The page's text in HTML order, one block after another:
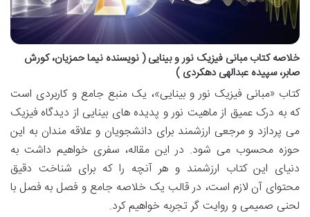
خلاصه کتاب مبانی فیزیک نور و بینایی ( نویسنده نیما حمزیان، کورش
صابر، سپیده عبدالهی دهکردی )
کتاب «مبانی فیزیک نور و بینایی»، یک منبع جامع و کاربردی است
که به درک عمیق از ماهیت نور و پدیده های بینایی از دیدگاه فیزیک
می پردازد و مرجعی ارزشمند برای دانشجویان و علاقه مندان به این
حوزه محسوب می شود. در این مقاله، سفری خواهیم داشت به
دنیای این کتاب ارزشمند و هر آنچه را که برای شناخت دقیق
محتوای آن لازم است، در قالب یک خلاصه جامع و فصل به فصل با
لحنی صمیمی و روایت گر تجربه خواهیم کرد.